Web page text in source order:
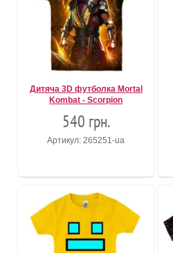
Дитяча 3D футболка Mortal
Kombat - Scorpion
540 грн.
Артикул: 265251-ua